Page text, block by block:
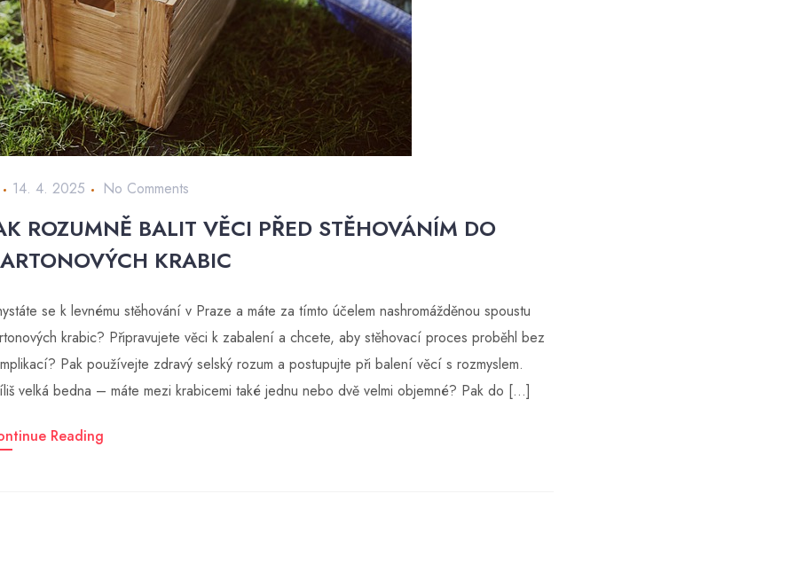
14. 4. 2025 No Comments
ROZUMNĚ BALIT VĚCI PŘED STĚHOVÁNÍM DO
KRABIC
se k levnému stěhování v Praze a máte za tímto účelem nashromážděnou spoustu
krabic? Připravujete věci k zabalení a chcete, aby stěhovací proces proběhl bez
Pak používejte zdravý selský rozum a postupujte při balení věcí s rozmyslem.
velká bedna – máte mezi krabicemi také jednu nebo dvě velmi objemné? Pak do […]
Reading